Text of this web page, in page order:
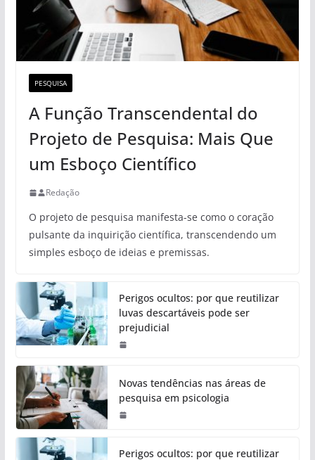
PESQUISA
A Função Transcendental do
Projeto de Pesquisa: Mais Que
um Esboço Científico
Redação
O projeto de pesquisa manifesta-se como o coração
pulsante da inquirição científica, transcendendo um
simples esboço de ideias e premissas.
Perigos ocultos: por que reutilizar
luvas descartáveis pode ser
prejudicial
Novas tendências nas áreas de
pesquisa em psicologia
Perigos ocultos: por que reutilizar